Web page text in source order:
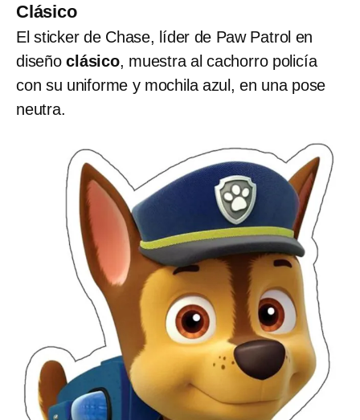
Clásico
El sticker de Chase, líder de Paw Patrol en
diseñoclásico, muestra al cachorro policía
con su uniforme y mochila azul, en una pose
neutra.